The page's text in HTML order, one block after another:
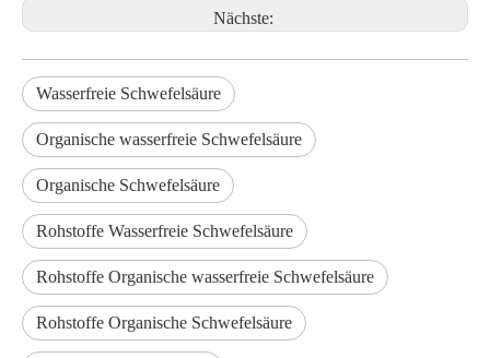
Nächste:
Wasserfreie Schwefelsäure
Organische wasserfreie Schwefelsäure
Organische Schwefelsäure
Rohstoffe Wasserfreie Schwefelsäure
Rohstoffe Organische wasserfreie Schwefelsäure
Rohstoffe Organische Schwefelsäure